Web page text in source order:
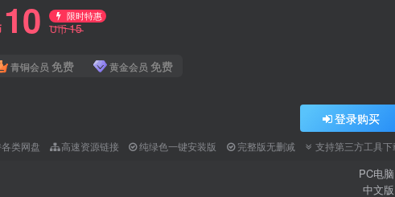
10 限时特惠
U币15
青铜会员 免费 黄金会员 免费
登录购买
类网盘 高速资源链接 纯绿色一键安装版 完整版无删减 支持第三方工具下
PC电脑
中文版